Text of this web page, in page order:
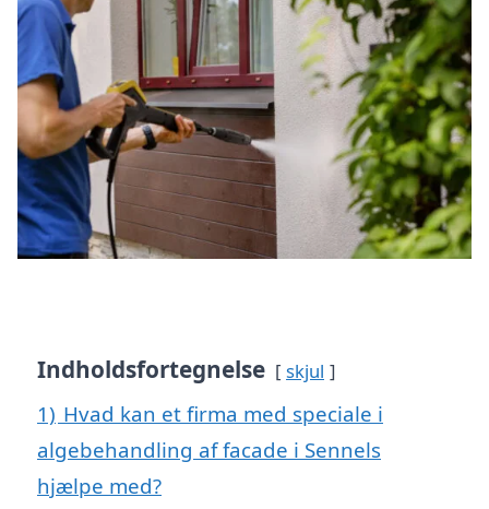
Indholdsfortegnelse skjul
1) Hvad kan et firma med speciale i
algebehandling af facade i Sennels
hjælpe med?